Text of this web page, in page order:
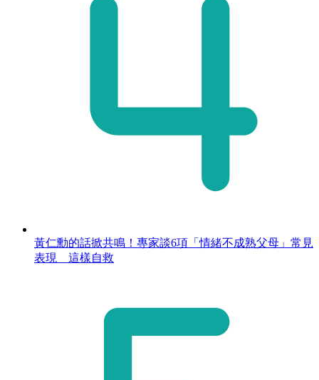
黃仁勳的話掀共鳴！專家談6項「情緒不成熟父母」常見
表現 這樣自救